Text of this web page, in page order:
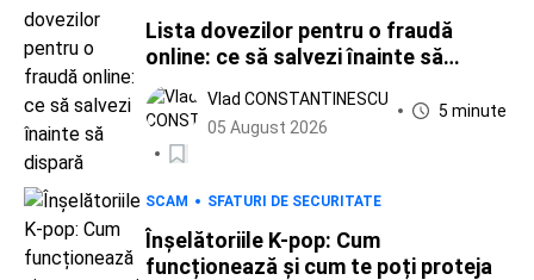
Lista dovezilor pentru o fraudă
online: ce să salvezi înainte să
dispară
Vlad CONSTANTINESCU
05 August 2026
5 minute
SCAM SFATURI DE SECURITATE
Înșelătoriile K-pop: Cum
funcționează și cum te poți proteja